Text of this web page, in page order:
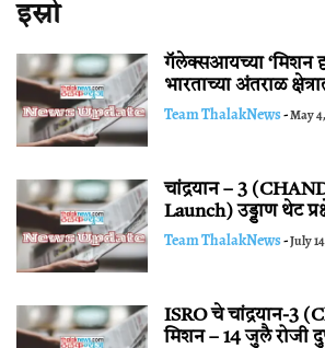
इस्रो
गॅलेक्सआयच्या ‘मिशन
भारताच्या अंतराळ
Team ThalakNews-May
चांद्रयान – 3
Launch) उड्डाण थेट
Team ThalakNews-July
ISRO चे चांद्रयान-3
मिशन – 14 जुलै रोजी